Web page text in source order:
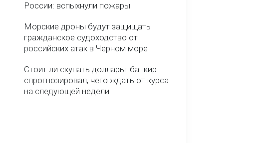
России: вспыхнули пожары
Морские дроны будут защищать
гражданское судоходство от
российских атак в Черном море
Стоит ли скупать доллары: банкир
спрогнозировал, чего ждать от курса
на следующей недели